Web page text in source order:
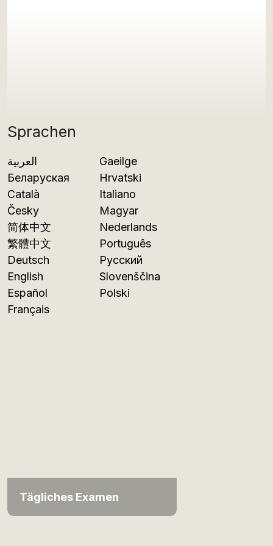
Sprachen
العربية
Беларуская
Català
Česky
简体中文
繁體中文
Deutsch
English
Español
Français
Gaeilge
Hrvatski
Italiano
Magyar
Nederlands
Português
Русский
Slovenščina
Polski
Tägliches Examen